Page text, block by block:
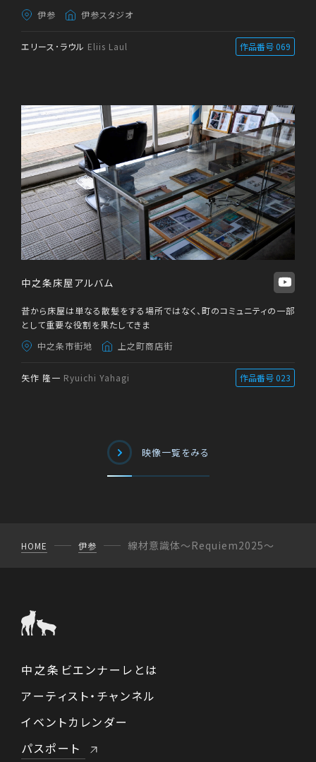
伊参
伊参スタジオ
エリース･ラウル Eliis Laul 作品番号 069
中之条床屋アルバム
昔から床屋は単なる散髪をする場所ではなく、町のコミュニティの一部
として重要な役割を果たしてきま
中之条市街地
上之町商店街
矢作 隆一 Ryuichi Yahagi 作品番号 023
映像一覧をみる
HOME 伊参 線材意識体〜Requiem2025〜
中之条ビエンナーレとは
アーティスト・チャンネル
イベントカレンダー
パスポート